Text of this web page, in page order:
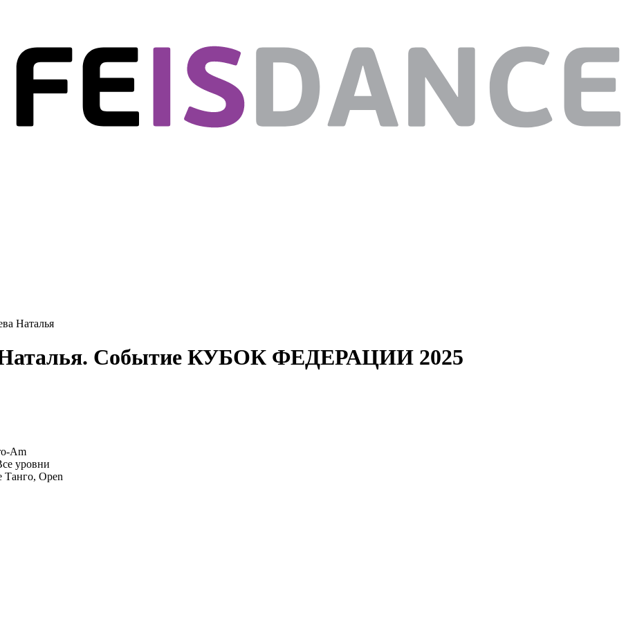
Наталья
Наталья. Событие КУБОК ФЕДЕРАЦИИ 2025
Am
уровни
Танго, Open